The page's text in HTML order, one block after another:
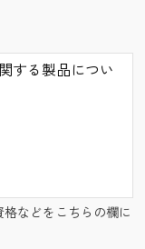
などをこちらの欄に